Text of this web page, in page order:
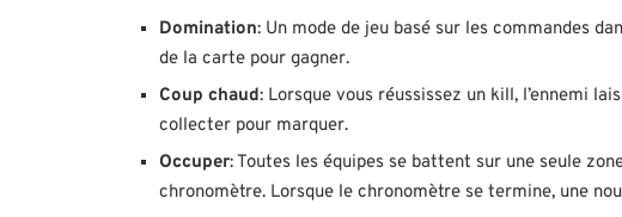
Domination: Un mode de jeu basé sur les commandes
de la carte pour gagner.
Coup chaud: Lorsque vous réussissez un kill, l’ennemi
collecter pour marquer.
Occuper: Toutes les équipes se battent sur une seule
chronomètre. Lorsque le chronomètre se termine, une